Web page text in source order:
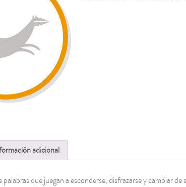
adicional
que juegan a esconderse, disfrazarse y cambiar de